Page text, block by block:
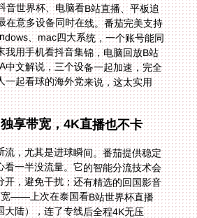
音世界杯、电脑看B站直播、平板追
在意多设备同时在线。番茄完美支持
、mac四大系统，一个账号能同
我用手机看抖音集锦，电脑回放B站
中文解说，三个设备一起加速，完全
起看球的海外党来说，这太实用
享带宽，4K直播也不卡
流，尤其是进球瞬间。番茄提供稳定
看一半没流量。它的智能分流技术会
开，避免干扰；还有精选的回国影音
宽——上次在泰国看B站世界杯直播
大陆），连了专线后全程4K无压